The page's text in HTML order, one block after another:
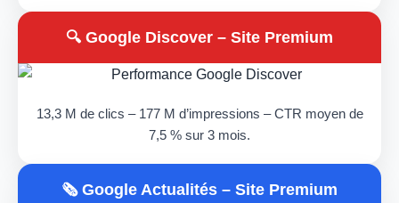
🔍 Google Discover – Site Premium
13,3 M de clics – 177 M d’impressions – CTR moyen de
7,5 % sur 3 mois.
🗞️ Google Actualités – Site Premium